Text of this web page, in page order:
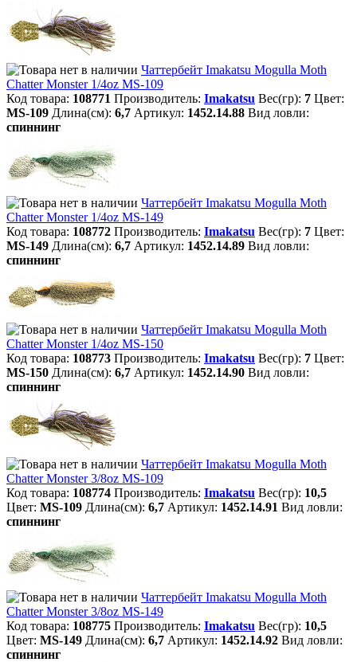
Чаттербейт Imakatsu Mogulla Moth
Chatter Monster 1/4oz MS-109
Код товара: 108771 Производитель: Imakatsu Вес(гр): 7 Цвет:
MS-109 Длина(см): 6,7 Артикул: 1452.14.88 Вид ловли:
спиннинг
Чаттербейт Imakatsu Mogulla Moth
Chatter Monster 1/4oz MS-149
Код товара: 108772 Производитель: Imakatsu Вес(гр): 7 Цвет:
MS-149 Длина(см): 6,7 Артикул: 1452.14.89 Вид ловли:
спиннинг
Чаттербейт Imakatsu Mogulla Moth
Chatter Monster 1/4oz MS-150
Код товара: 108773 Производитель: Imakatsu Вес(гр): 7 Цвет:
MS-150 Длина(см): 6,7 Артикул: 1452.14.90 Вид ловли:
спиннинг
Чаттербейт Imakatsu Mogulla Moth
Chatter Monster 3/8oz MS-109
Код товара: 108774 Производитель: Imakatsu Вес(гр): 10,5
Цвет: MS-109 Длина(см): 6,7 Артикул: 1452.14.91 Вид ловли:
спиннинг
Чаттербейт Imakatsu Mogulla Moth
Chatter Monster 3/8oz MS-149
Код товара: 108775 Производитель: Imakatsu Вес(гр): 10,5
Цвет: MS-149 Длина(см): 6,7 Артикул: 1452.14.92 Вид ловли:
спиннинг